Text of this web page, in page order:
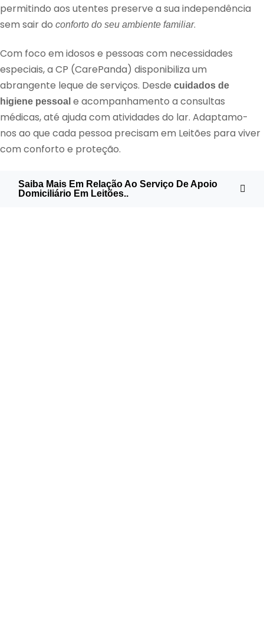
permitindo aos utentes preserve a sua independência
sem sair do conforto do seu ambiente familiar.
Com foco em idosos e pessoas com necessidades
especiais, a CP (CarePanda) disponibiliza um
abrangente leque de serviços. Desde cuidados de
higiene pessoal e acompanhamento a consultas
médicas, até ajuda com atividades do lar. Adaptamo-
nos ao que cada pessoa precisam em Leitões para viver
com conforto e proteção.
Saiba Mais Em Relação Ao Serviço De Apoio
Domiciliário Em Leitões..